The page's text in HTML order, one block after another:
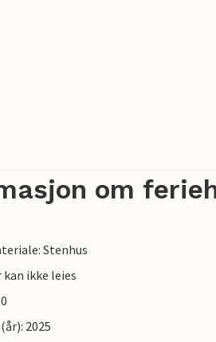
om
Stenhus
ikke leies
2025